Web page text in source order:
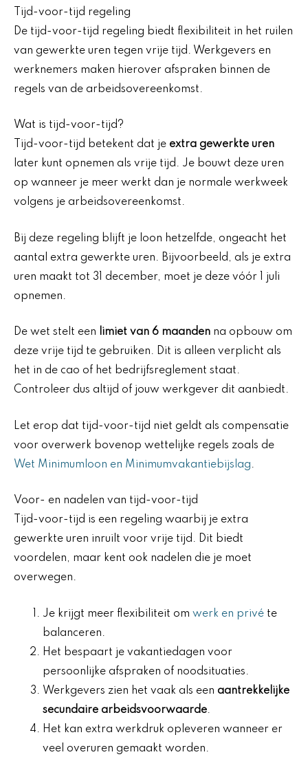
Tijd-voor-tijd regeling
De tijd-voor-tijd regeling biedt flexibiliteit in het ruilen
van gewerkte uren tegen vrije tijd. Werkgevers en
werknemers maken hierover afspraken binnen de
regels van de arbeidsovereenkomst.
Wat is tijd-voor-tijd?
Tijd-voor-tijd betekent dat je extra gewerkte uren
later kunt opnemen als vrije tijd. Je bouwt deze uren
op wanneer je meer werkt dan je normale werkweek
volgens je arbeidsovereenkomst.
Bij deze regeling blijft je loon hetzelfde, ongeacht het
aantal extra gewerkte uren. Bijvoorbeeld, als je extra
uren maakt tot 31 december, moet je deze vóór 1 juli
opnemen.
De wet stelt een limiet van 6 maanden na opbouw om
deze vrije tijd te gebruiken. Dit is alleen verplicht als
het in de cao of het bedrijfsreglement staat.
Controleer dus altijd of jouw werkgever dit aanbiedt.
Let erop dat tijd-voor-tijd niet geldt als compensatie
voor overwerk bovenop wettelijke regels zoals de
Wet Minimumloon en Minimumvakantiebijslag.
Voor- en nadelen van tijd-voor-tijd
Tijd-voor-tijd is een regeling waarbij je extra
gewerkte uren inruilt voor vrije tijd. Dit biedt
voordelen, maar kent ook nadelen die je moet
overwegen.
Je krijgt meer flexibiliteit om werk en privé te
balanceren.
Het bespaart je vakantiedagen voor
persoonlijke afspraken of noodsituaties.
Werkgevers zien het vaak als een aantrekkelijke
secundaire arbeidsvoorwaarde.
Het kan extra werkdruk opleveren wanneer er
veel overuren gemaakt worden.